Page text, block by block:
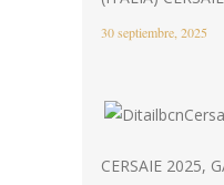
30 septiembre, 2025
CERSAIE 2025,